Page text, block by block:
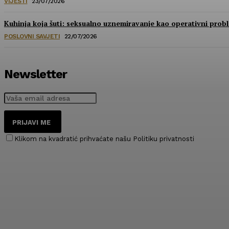
Kuhinja koja šuti: seksualno uznemiravanje kao operativni
POSLOVNI SAVJETI 22/07/2026
Newsletter
PRIJAVI ME
Klikom na kvadratić prihvaćate našu Politiku privatnosti